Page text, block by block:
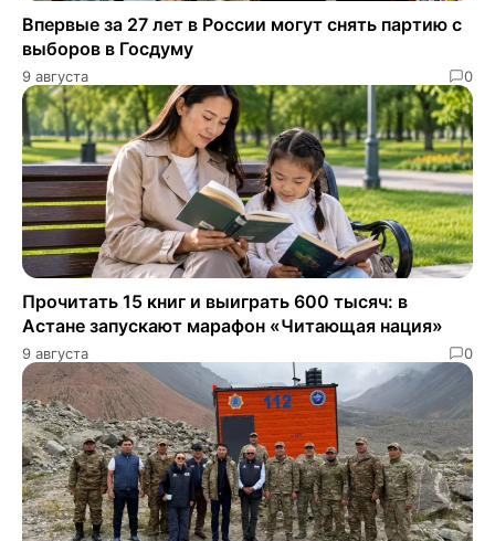
Впервые за 27 лет в России могут снять партию с
выборов в Госдуму
9 августа 0
Прочитать 15 книг и выиграть 600 тысяч: в
Астане запускают марафон «Читающая нация»
9 августа 0